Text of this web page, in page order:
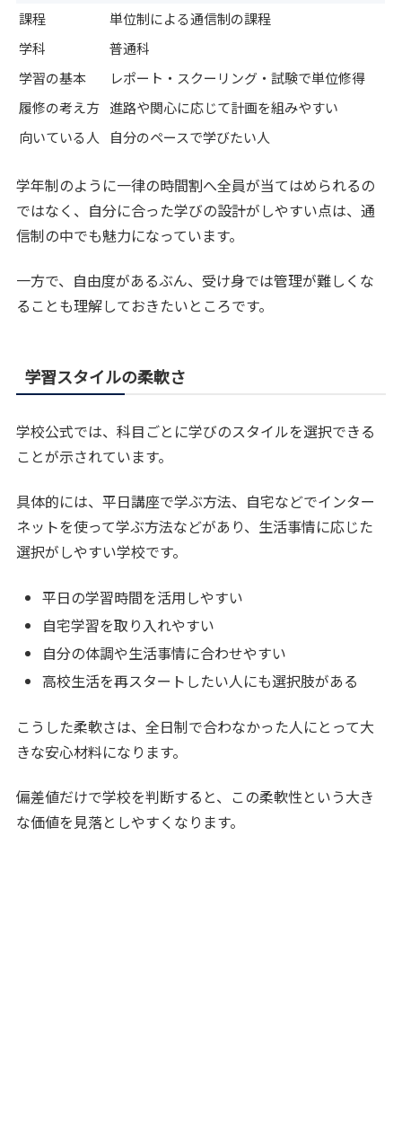
課程
単位制による通信制の課程
学科
普通科
学習の基本
レポート・スクーリング・試験で単位修得
履修の考え方 進路や関心に応じて計画を組みやすい
向いている人
自分のペースで学びたい人
学年制のように一律の時間割へ全員が当てはめられるの
ではなく、自分に合った学びの設計がしやすい点は、通
信制の中でも魅力になっています。
一方で、自由度があるぶん、受け身では管理が難しくな
ることも理解しておきたいところです。
学習スタイルの柔軟さ
学校公式では、科目ごとに学びのスタイルを選択できる
ことが示されています。
具体的には、平日講座で学ぶ方法、自宅などでインター
ネットを使って学ぶ方法などがあり、生活事情に応じた
選択がしやすい学校です。
平日の学習時間を活用しやすい
自宅学習を取り入れやすい
自分の体調や生活事情に合わせやすい
高校生活を再スタートしたい人にも選択肢がある
こうした柔軟さは、全日制で合わなかった人にとって大
きな安心材料になります。
偏差値だけで学校を判断すると、この柔軟性という大き
な価値を見落としやすくなります。